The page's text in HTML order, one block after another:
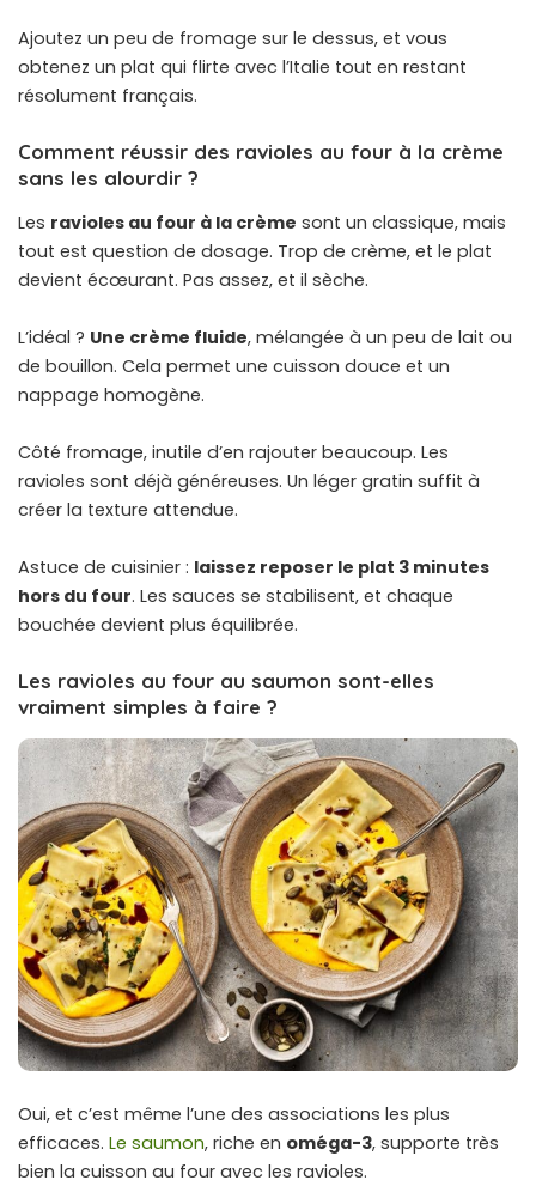
Ajoutez un peu de fromage sur le dessus, et vous
obtenez un plat qui flirte avec l’Italie tout en restant
résolument français.
Comment réussir des ravioles au four à la crème
sans les alourdir ?
Les ravioles au four à la crème sont un classique, mais
tout est question de dosage. Trop de crème, et le plat
devient écœurant. Pas assez, et il sèche.
L’idéal ? Une crème fluide, mélangée à un peu de lait ou
de bouillon. Cela permet une cuisson douce et un
nappage homogène.
Côté fromage, inutile d’en rajouter beaucoup. Les
ravioles sont déjà généreuses. Un léger gratin suffit à
créer la texture attendue.
Astuce de cuisinier : laissez reposer le plat 3 minutes
hors du four. Les sauces se stabilisent, et chaque
bouchée devient plus équilibrée.
Les ravioles au four au saumon sont-elles
vraiment simples à faire ?
Oui, et c’est même l’une des associations les plus
efficaces. Le saumon, riche en oméga-3, supporte très
bien la cuisson au four avec les ravioles.